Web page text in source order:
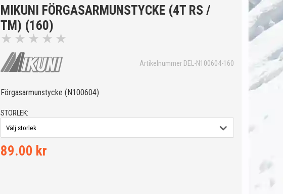
MIKUNI FÖRGASARMUNSTYCKE (4T RS /
TM) (160)
★ ★ ★ ★ ★
Artikelnummer DEL-N100604-160
Förgasarmunstycke (N100604)
STORLEK:
89.00 kr